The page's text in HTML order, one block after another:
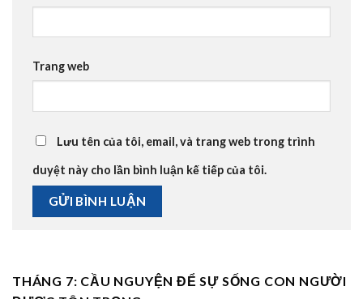
Trang web
Lưu tên của tôi, email, và trang web trong trình
duyệt này cho lần bình luận kế tiếp của tôi.
THÁNG 7: CẦU NGUYỆN ĐỂ SỰ SỐNG CON NGƯỜI